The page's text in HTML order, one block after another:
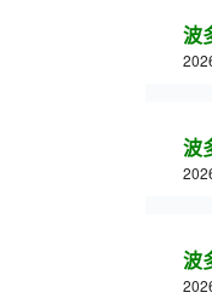
波
波
波